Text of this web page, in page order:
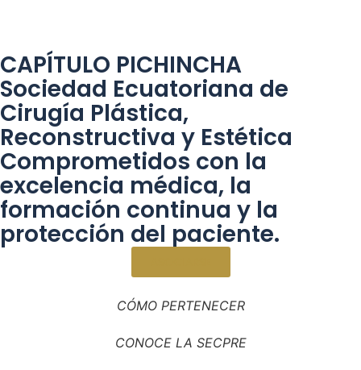
CAPÍTULO PICHINCHA
Sociedad Ecuatoriana de
Cirugía Plástica,
Reconstructiva y Estética
Comprometidos con la
excelencia médica, la
formación continua y la
protección del paciente.
CÓMO PERTENECER
CONOCE LA SECPRE